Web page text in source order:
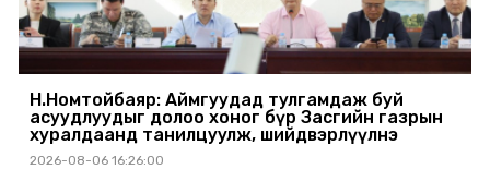
Н.Номтойбаяр: Аймгуудад тулгамдаж буй
асуудлуудыг долоо хоног бүр Засгийн газрын
хуралдаанд танилцуулж, шийдвэрлүүлнэ
2026-08-06 16:26:00